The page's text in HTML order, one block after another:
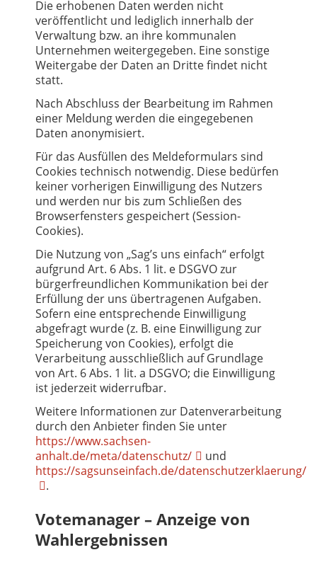
Die erhobenen Daten werden nicht
veröffentlicht und lediglich innerhalb der
Verwaltung bzw. an ihre kommunalen
Unternehmen weitergegeben. Eine sonstige
Weitergabe der Daten an Dritte findet nicht
statt.
Nach Abschluss der Bearbeitung im Rahmen
einer Meldung werden die eingegebenen
Daten anonymisiert.
Für das Ausfüllen des Meldeformulars sind
Cookies technisch notwendig. Diese bedürfen
keiner vorherigen Einwilligung des Nutzers
und werden nur bis zum Schließen des
Browserfensters gespeichert (Session-
Cookies).
Die Nutzung von „Sag’s uns einfach“ erfolgt
aufgrund Art. 6 Abs. 1 lit. e DSGVO zur
bürgerfreundlichen Kommunikation bei der
Erfüllung der uns übertragenen Aufgaben.
Sofern eine entsprechende Einwilligung
abgefragt wurde (z. B. eine Einwilligung zur
Speicherung von Cookies), erfolgt die
Verarbeitung ausschließlich auf Grundlage
von Art. 6 Abs. 1 lit. a DSGVO; die Einwilligung
ist jederzeit widerrufbar.
Weitere Informationen zur Datenverarbeitung
durch den Anbieter finden Sie unter
https://www.sachsen-
anhalt.de/meta/datenschutz/
und
https://sagsunseinfach.de/datenschutzerklaerung/
.
Votemanager – Anzeige von
Wahlergebnissen